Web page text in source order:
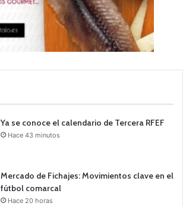
Ya se conoce el calendario de Tercera RFEF
Hace 43 minutos
Mercado de Fichajes: Movimientos clave en el
fútbol comarcal
Hace 20 horas